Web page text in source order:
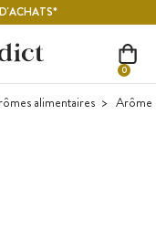
0
alimentaires Arôme